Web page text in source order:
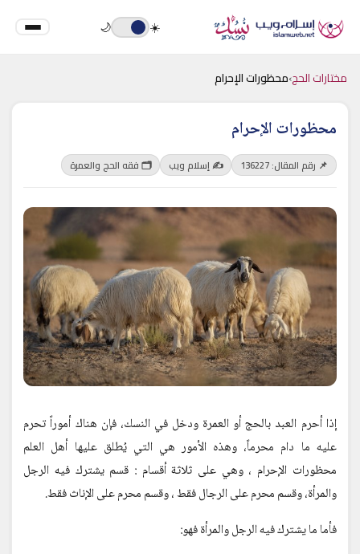
☀️
🌙
مختارات الحج›محظورات الإحرام
محظورات الإحرام
📌 رقم المقال: 136227 ✍️ إسلام ويب 🗂 فقه الحج والعمرة
إذا أحرم العبد بالحج أو العمرة ودخل في النسك، فإن هناك أموراً تحرم
عليه ما دام محرماً، وهذه الأمور هي التي يُطلق عليها أهل العلم
محظورات الإحرام ، وهي على ثلاثة أقسام : قسم يشترك فيه الرجل
والمرأة، وقسم محرم على الرجال فقط ، وقسم محرم على الإناث فقط.
فأما ما يشترك فيه الرجل والمرأة فهو: